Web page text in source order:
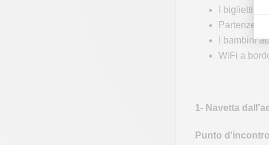
I biglietti
Partenze
I bambini
WiFi a
1- Navetta
Punto